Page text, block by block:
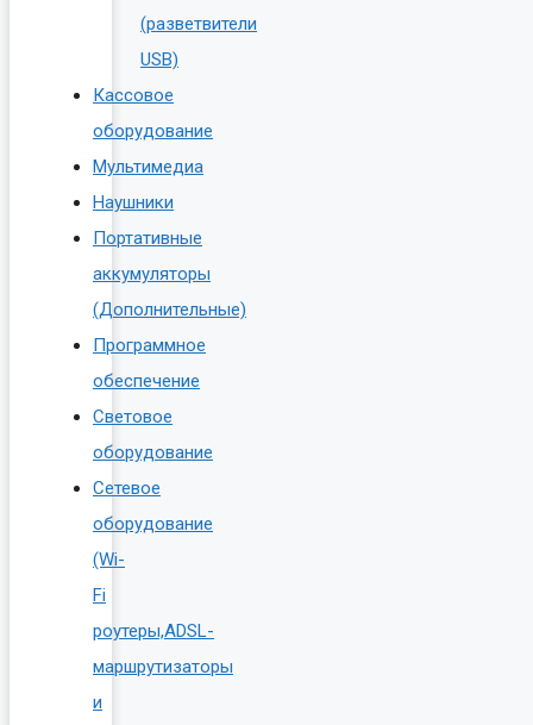
(разветвители
USB)
Кассовое
оборудование
Мультимедиа
Наушники
Портативные
аккумуляторы
(Дополнительные)
Программное
обеспечение
Световое
оборудование
Сетевое
оборудование
(Wi-
Fi
роутеры,ADSL-
маршрутизаторы
и